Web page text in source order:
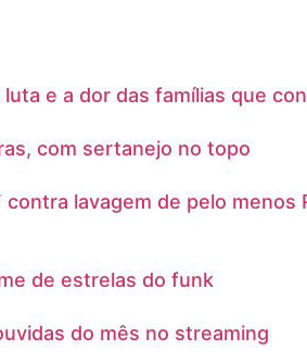
e a dor das famílias que
com sertanejo no topo
lavagem de pelo menos
de estrelas do funk
do mês no streaming